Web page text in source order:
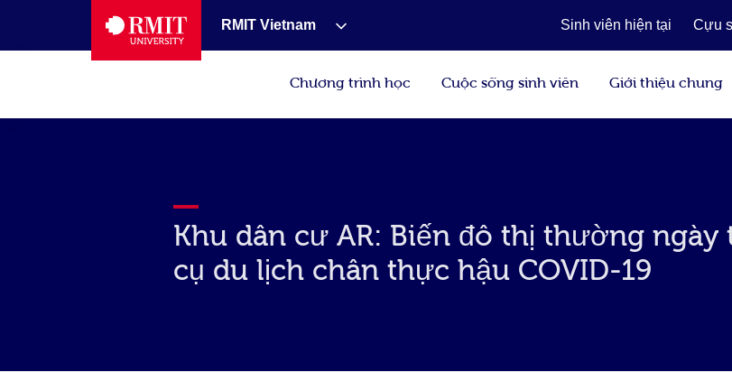
RMIT Vietnam Sinh viên hiện tại Cựu
Chương trình học Cuộc sống sinh viên Giới thiệu chung
Khu dân cư AR: Biến đô thị thường ngày
cụ du lịch chân thực hậu COVID-19